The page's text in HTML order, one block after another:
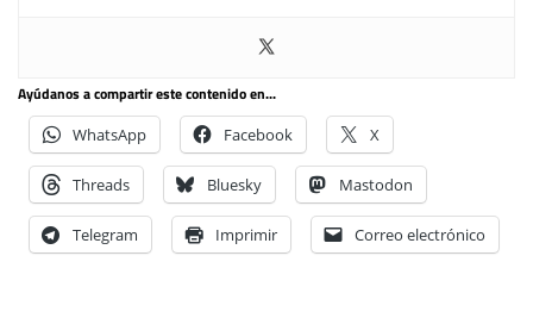
Ayúdanos a compartir este contenido en...
WhatsApp Facebook X
Threads Bluesky Mastodon
Telegram Imprimir Correo electrónico